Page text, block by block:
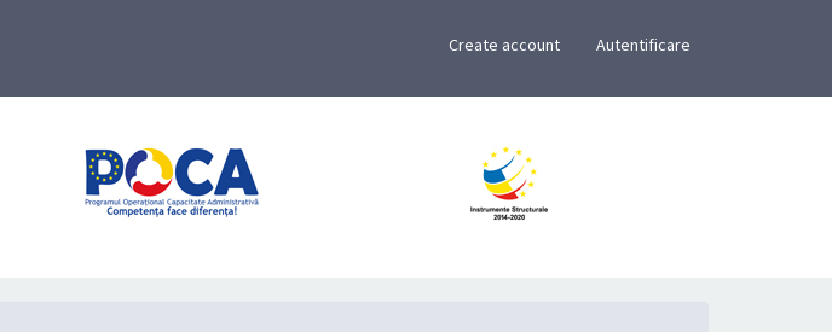
Create account Autentificare